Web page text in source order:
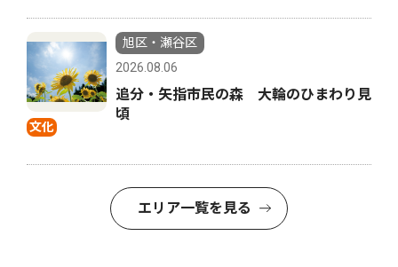
文化
旭区・瀬谷区
2026.08.06
追分・矢指市民の森 大輪のひまわり見
頃
エリア一覧を見る